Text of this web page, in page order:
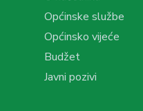
Općinske službe
Općinsko vijeće
Budžet
Javni pozivi